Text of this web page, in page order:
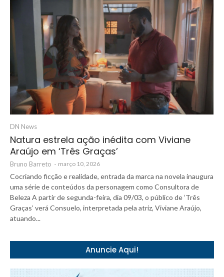
DN News
Natura estrela ação inédita com Viviane
Araújo em ‘Três Graças’
Bruno Barreto - março 10, 2026
Cocriando ficção e realidade, entrada da marca na novela inaugura
uma série de conteúdos da personagem como Consultora de
Beleza A partir de segunda-feira, dia 09/03, o público de ‘Três
Graças’ verá Consuelo, interpretada pela atriz, Viviane Araújo,
atuando...
Anuncie Aqui!